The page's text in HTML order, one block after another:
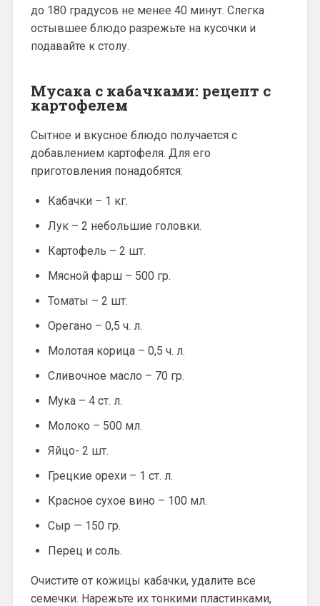
до 180 градусов не менее 40 минут. Слегка
остывшее блюдо разрежьте на кусочки и
подавайте к столу.
Мусака с кабачками: рецепт с
картофелем
Сытное и вкусное блюдо получается с
добавлением картофеля. Для его
приготовления понадобятся:
Кабачки – 1 кг.
Лук – 2 небольшие головки.
Картофель – 2 шт.
Мясной фарш – 500 гр.
Томаты – 2 шт.
Орегано – 0,5 ч. л.
Молотая корица – 0,5 ч. л.
Сливочное масло – 70 гр.
Мука – 4 ст. л.
Молоко – 500 мл.
Яйцо- 2 шт.
Грецкие орехи – 1 ст. л.
Красное сухое вино – 100 мл.
Сыр — 150 гр.
Перец и соль.
Очистите от кожицы кабачки, удалите все
семечки. Нарежьте их тонкими пластинками,